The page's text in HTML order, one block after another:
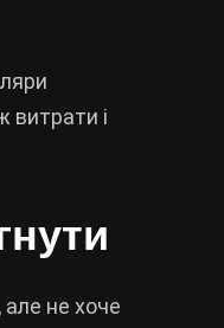
витрати і
не хоче